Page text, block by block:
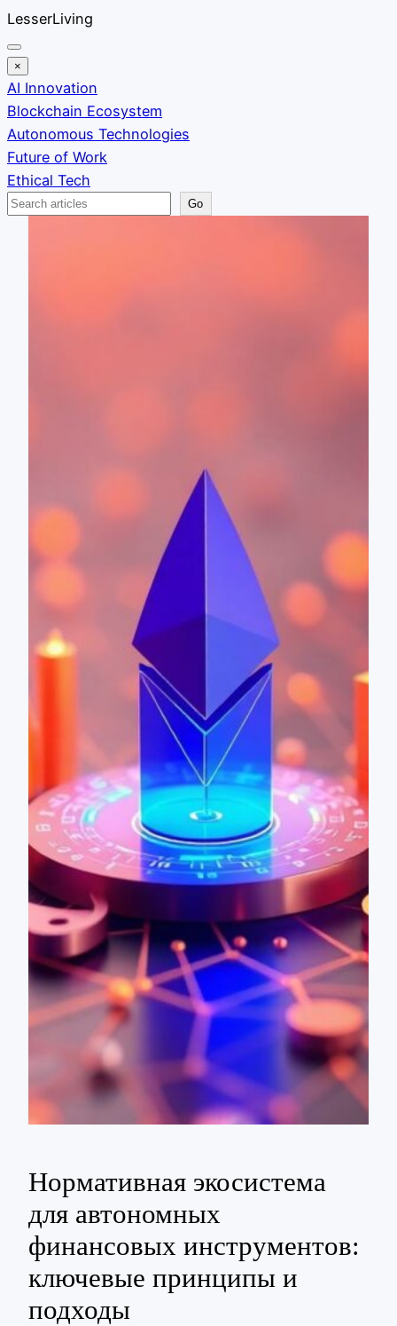
Skip
to
content
LesserLiving
×
AI Innovation
Blockchain Ecosystem
Autonomous Technologies
Future of Work
Ethical Tech
Search
Go
Нормативная экосистема
для автономных
финансовых инструментов:
ключевые принципы и
подходы